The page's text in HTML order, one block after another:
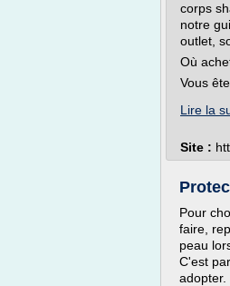
corps
notre
outlet,
Où
Vous
Lire la
Site :
Pour
faire,
peau
C'est
adopter.